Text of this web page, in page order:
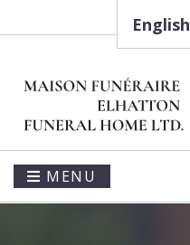
English
MENU